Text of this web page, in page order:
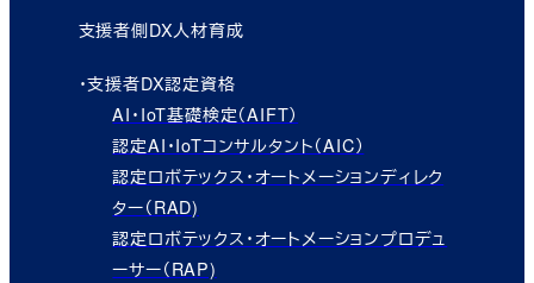
支援者側DX人材育成
・支援者DX認定資格
AI・IoT基礎検定（AIFT）
認定AI・IoTコンサルタント（AIC）
認定ロボテックス・オートメーションディレク
ター（RAD)
認定ロボテックス・オートメーションプロデュ
ーサー（RAP)